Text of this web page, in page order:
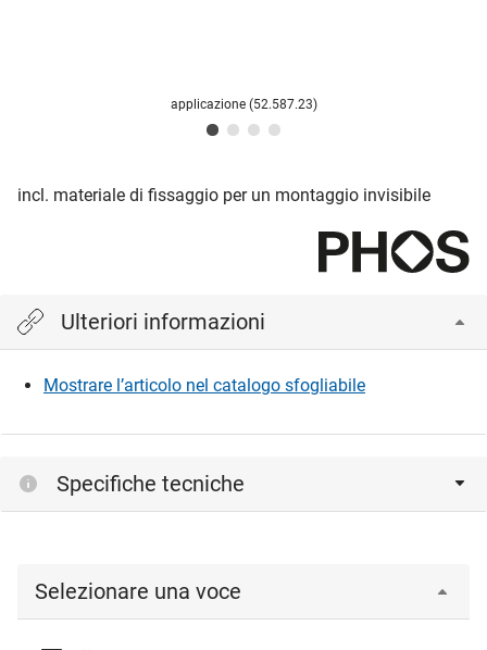
applicazione (52.587.23)
incl. materiale di fissaggio per un montaggio invisibile
Ulteriori informazioni
Mostrare l’articolo nel catalogo sfogliabile
Specifiche tecniche
Selezionare una voce